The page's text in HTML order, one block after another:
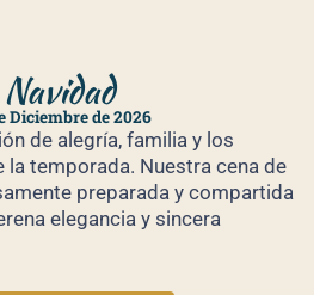
Navidad
Diciembre de 2026
de alegría, familia y los
la temporada. Nuestra cena de
preparada y compartida
elegancia y sincera